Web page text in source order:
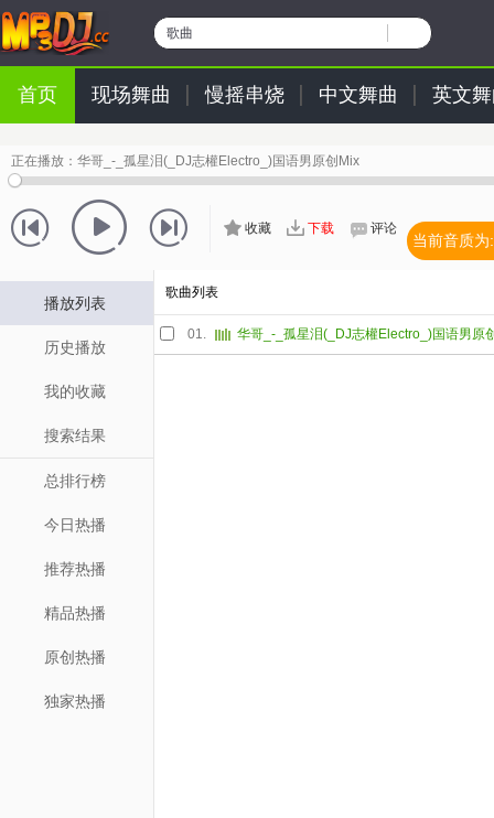
歌曲
首页 现场舞曲 慢摇串烧 中文舞曲 英文
正在播放： 华哥_-_孤星泪(_DJ志權Electro_)国语男原创Mix
收藏 下载 评论
当前音质为:
播放列表
历史播放
我的收藏
搜索结果
总排行榜
今日热播
推荐热播
精品热播
原创热播
独家热播
歌曲列表
01. 华哥_-_孤星泪(_DJ志權Electro_)国语男原